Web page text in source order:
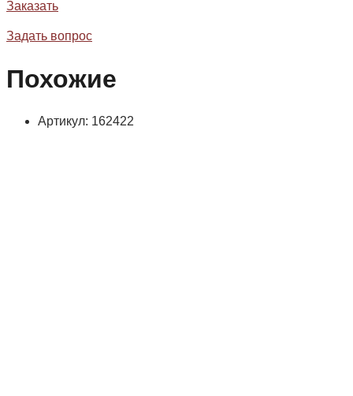
Заказать
Задать вопрос
Похожие
Артикул: 162422